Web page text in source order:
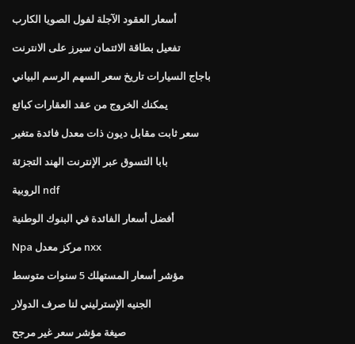
أسعار العقود الآجلة لفول الصويا الكارب
تفعيل بطاقة الائتمان سيرز على الانترنت
باجاج السيارات تاريخ سعر السهم الرسم البياني
يمكنك الخروج من عقد العقارات كبائع
سعر ثابت مقابل ديون ذات معدل فائدة متغير
بابا التسوق عبر الإنترنت الهند التجزئة
الروبية ndf
أفضل أسعار الفائدة في البنوك الوطنية
Npa مركز معدل nxx
مؤشر أسعار المستهلك 5 سنوات متوسط
الجنيه الإسترليني لنا صرف الدولار
صيغة مؤشر سعر غير مرجح